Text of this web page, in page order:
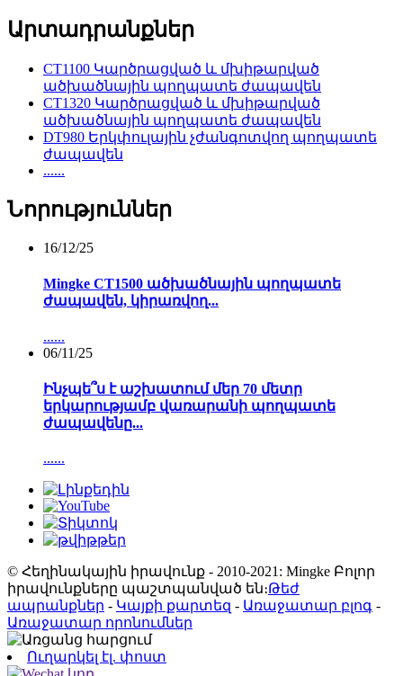
Արտադրանքներ
CT1100 Կարծրացված և մխիթարված
ածխածնային պողպատե ժապավեն
CT1320 Կարծրացված և մխիթարված
ածխածնային պողպատե ժապավեն
DT980 Երկփուլային չժանգոտվող պողպատե
ժապավեն
......
Նորություններ
16/12/25
Mingke CT1500 ածխածնային պողպատե
ժապավեն, կիրառվող...
......
06/11/25
Ինչպե՞ս է աշխատում մեր 70 մետր
երկարությամբ վառարանի պողպատե
ժապավենը...
......
© Հեղինակային իրավունք - 2010-2021: Mingke Բոլոր
իրավունքները պաշտպանված են։Թեժ
ապրանքներ - Կայքի քարտեզ - Առաջատար բլոգ -
Առաջատար որոնումներ
Ուղարկել էլ. փոստ